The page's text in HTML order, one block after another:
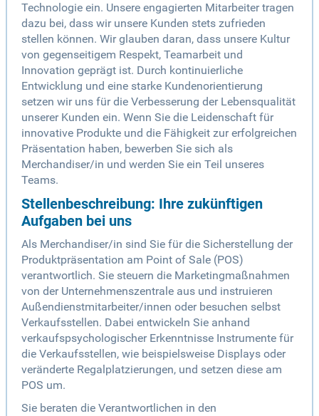
Technologie ein. Unsere engagierten Mitarbeiter tragen
dazu bei, dass wir unsere Kunden stets zufrieden
stellen können. Wir glauben daran, dass unsere Kultur
von gegenseitigem Respekt, Teamarbeit und
Innovation geprägt ist. Durch kontinuierliche
Entwicklung und eine starke Kundenorientierung
setzen wir uns für die Verbesserung der Lebensqualität
unserer Kunden ein. Wenn Sie die Leidenschaft für
innovative Produkte und die Fähigkeit zur erfolgreichen
Präsentation haben, bewerben Sie sich als
Merchandiser/in und werden Sie ein Teil unseres
Teams.
Stellenbeschreibung: Ihre zukünftigen
Aufgaben bei uns
Als Merchandiser/in sind Sie für die Sicherstellung der
Produktpräsentation am Point of Sale (POS)
verantwortlich. Sie steuern die Marketingmaßnahmen
von der Unternehmenszentrale aus und instruieren
Außendienstmitarbeiter/innen oder besuchen selbst
Verkaufsstellen. Dabei entwickeln Sie anhand
verkaufspsychologischer Erkenntnisse Instrumente für
die Verkaufsstellen, wie beispielsweise Displays oder
veränderte Regalplatzierungen, und setzen diese am
POS um.
Sie beraten die Verantwortlichen in den